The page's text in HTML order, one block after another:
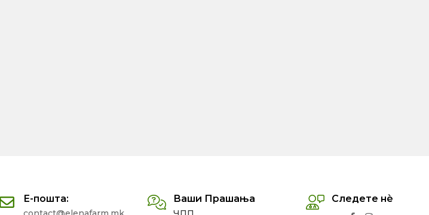
Е-пошта: Ваши Прашања Следете нѐ